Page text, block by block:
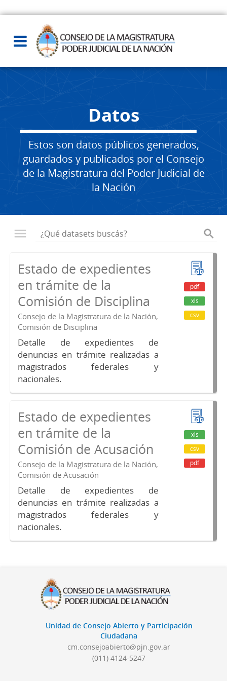
Datos
Estos son datos públicos generados,
guardados y publicados por el Consejo
de la Magistratura del Poder Judicial de
la Nación
Estado de expedientes
en trámite de la
Comisión de Disciplina
Consejo de la Magistratura de la Nación,
Comisión de Disciplina
Detalle de expedientes de
denuncias en trámite realizadas a
magistrados federales y
nacionales.
pdf
xls
csv
Estado de expedientes
en trámite de la
Comisión de Acusación
Consejo de la Magistratura de la Nación,
Comisión de Acusación
Detalle de expedientes de
denuncias en trámite realizadas a
magistrados federales y
nacionales.
xls
csv
pdf
Unidad de Consejo Abierto y Participación
Ciudadana
cm.consejoabierto@pjn.gov.ar
(011) 4124-5247